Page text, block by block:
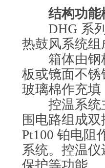
结构功能
DHG 系列
热鼓风系统组
箱体由钢板
板或镜面不
玻璃棉作充
控温系统主
围电路组成双
Pt100 铂电阻
系统。控温
保护等功能。